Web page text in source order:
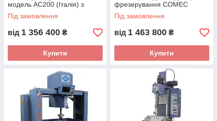
модель AC200 (Італія) з
ходом стоду 1200 мм
Під замовлення
від 1 356 400 ₴
Купити
фрезерування COMEC
ACF170 (Італія) з ходом
столу 1000 мм
Під замовлення
від 1 463 800 ₴
Купити